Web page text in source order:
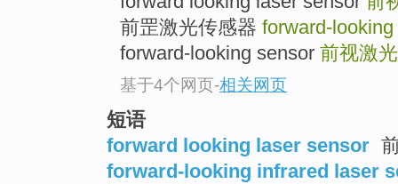
前罡激光传感器 forward-
forward-looking sensor 前视激
基于4个网页-相关网页
短语
forward looking laser sensor
forward-looking infrared laser